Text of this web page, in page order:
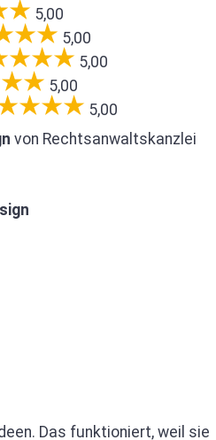
5,00
5,00
5,00
5,00
5,00
von Rechtsanwaltskanzlei
Das funktioniert, weil sie